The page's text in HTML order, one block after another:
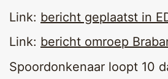
Link: bericht geplaatst in
Link: bericht omroep
Spoordonkenaar loopt 10